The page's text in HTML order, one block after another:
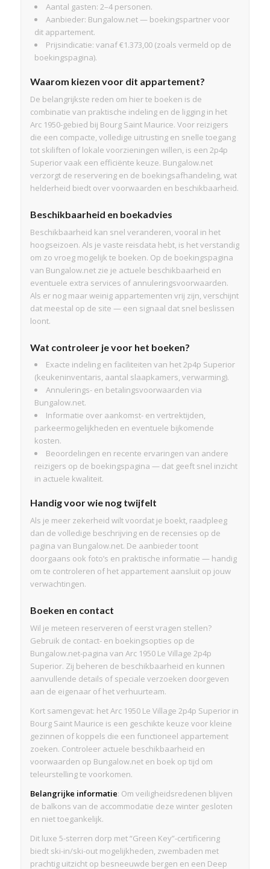
Aantal gasten: 2–4 personen.
Aanbieder: Bungalow.net — boekingspartner voor
dit appartement.
Prijsindicatie: vanaf €1.373,00 (zoals vermeld op de
boekingspagina).
Waarom kiezen voor dit appartement?
De belangrijkste reden om hier te boeken is de
combinatie van praktische indeling en de ligging in het
Arc 1950-gebied bij Bourg Saint Maurice. Voor reizigers
die een compacte, volledige uitrusting en snelle toegang
tot skiliften of lokale voorzieningen willen, is een 2p4p
Superior vaak een efficiënte keuze. Bungalow.net
verzorgt de reservering en de boekingsafhandeling, wat
helderheid biedt over voorwaarden en beschikbaarheid.
Beschikbaarheid en boekadvies
Beschikbaarheid kan snel veranderen, vooral in het
hoogseizoen. Als je vaste reisdata hebt, is het verstandig
om zo vroeg mogelijk te boeken. Op de boekingspagina
van Bungalow.net zie je actuele beschikbaarheid en
eventuele extra services of annuleringsvoorwaarden.
Als er nog maar weinig appartementen vrij zijn, verschijnt
dat meestal op de site — een signaal dat snel beslissen
loont.
Wat controleer je voor het boeken?
Exacte indeling en faciliteiten van het 2p4p Superior
(keukeninventaris, aantal slaapkamers, verwarming).
Annulerings- en betalingsvoorwaarden via
Bungalow.net.
Informatie over aankomst- en vertrektijden,
parkeermogelijkheden en eventuele bijkomende
kosten.
Beoordelingen en recente ervaringen van andere
reizigers op de boekingspagina — dat geeft snel inzicht
in actuele kwaliteit.
Handig voor wie nog twijfelt
Als je meer zekerheid wilt voordat je boekt, raadpleeg
dan de volledige beschrijving en de recensies op de
pagina van Bungalow.net. De aanbieder toont
doorgaans ook foto’s en praktische informatie — handig
om te controleren of het appartement aansluit op jouw
verwachtingen.
Boeken en contact
Wil je meteen reserveren of eerst vragen stellen?
Gebruik de contact- en boekingsopties op de
Bungalow.net-pagina van Arc 1950 Le Village 2p4p
Superior. Zij beheren de beschikbaarheid en kunnen
aanvullende details of speciale verzoeken doorgeven
aan de eigenaar of het verhuurteam.
Kort samengevat: het Arc 1950 Le Village 2p4p Superior in
Bourg Saint Maurice is een geschikte keuze voor kleine
gezinnen of koppels die een functioneel appartement
zoeken. Controleer actuele beschikbaarheid en
voorwaarden op Bungalow.net en boek op tijd om
teleurstelling te voorkomen.
Belangrijke informatie: Om veiligheidsredenen blijven
de balkons van de accommodatie deze winter gesloten
en niet toegankelijk.
Dit luxe 5-sterren dorp met “Green Key”-certificering
biedt ski-in/ski-out mogelijkheden, zwembaden met
prachtig uitzicht op besneeuwde bergen en een Deep